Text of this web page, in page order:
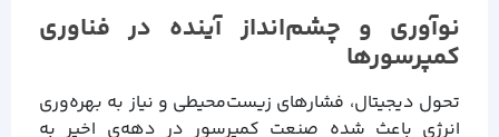
نوآوری و چشم‌انداز آینده در فناوری
کمپرسورها
تحول دیجیتال، فشارهای زیست‌محیطی و نیاز به بهره‌وری
انرژی باعث شده صنعت کمپرسور در دهه‌ی اخیر به